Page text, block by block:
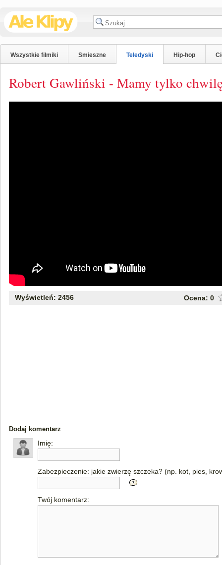
Wszystkie filmiki Smieszne Teledyski Hip-hop
Robert Gawliński - Mamy tylko
Wyświetleń: 2456 Ocena: 0
Dodaj komentarz
Imię:
Zabezpieczenie: jakie zwierzę szczeka? (np. kot, pies,
Twój komentarz: